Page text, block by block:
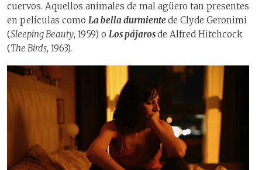
cuervos. Aquellos animales de mal agüero tan presentes
en películas como La bella durmientede Clyde Geronimi
(Sleeping Beauty, 1959) o Los pájarosde Alfred Hitchcock
(The Birds, 1963).